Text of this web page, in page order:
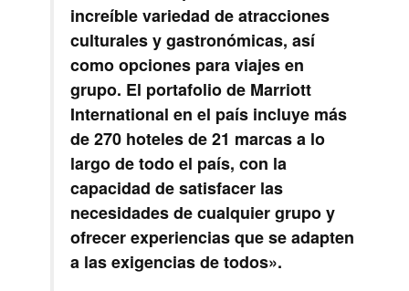
increíble variedad de atracciones
culturales y gastronómicas, así
como opciones para viajes en
grupo. El portafolio de Marriott
International en el país incluye más
de 270 hoteles de 21 marcas a lo
largo de todo el país, con la
capacidad de satisfacer las
necesidades de cualquier grupo y
ofrecer experiencias que se adapten
a las exigencias de todos».